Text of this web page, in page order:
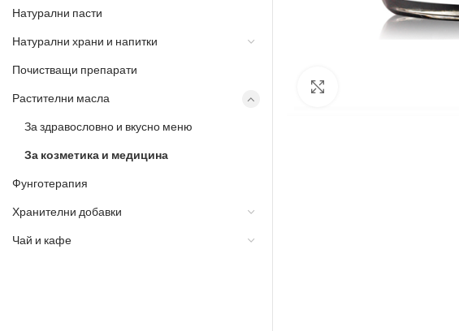
Натурални пасти
Натурални храни и напитки
Почистващи препарати
Растителни масла
За здравословно и вкусно меню
За козметика и медицина
Фунготерапия
Хранителни добавки
Чай и кафе